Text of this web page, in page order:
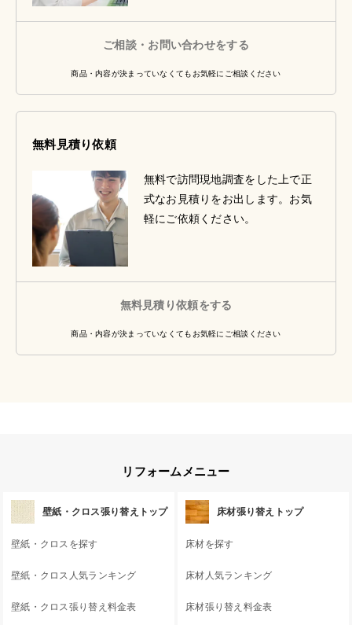
ご相談・お問い合わせをする
商品・内容が決まっていなくてもお気軽にご相談ください
無料見積り依頼
無料で訪問現地調査をした上で正
式なお見積りをお出します。お気
軽にご依頼ください。
無料見積り依頼をする
商品・内容が決まっていなくてもお気軽にご相談ください
リフォームメニュー
壁紙・クロス張り替えトップ
壁紙・クロスを探す
壁紙・クロス人気ランキング
壁紙・クロス張り替え料金表
床材張り替えトップ
床材を探す
床材人気ランキング
床材張り替え料金表